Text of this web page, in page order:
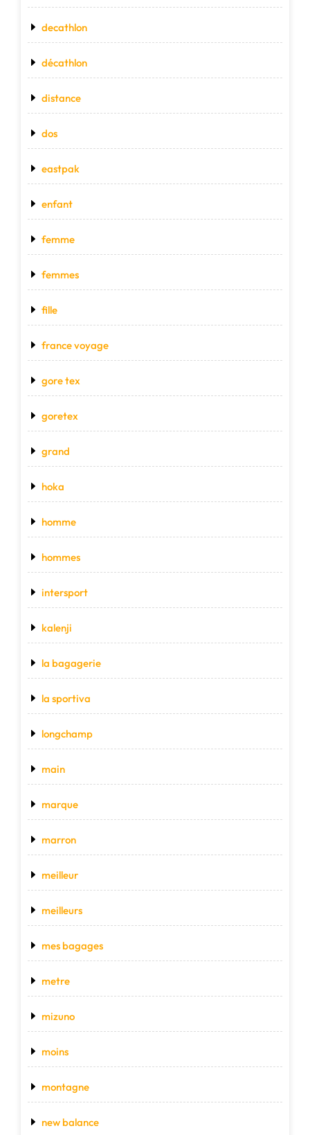
decathlon
décathlon
distance
dos
eastpak
enfant
femme
femmes
fille
france voyage
gore tex
goretex
grand
hoka
homme
hommes
intersport
kalenji
la bagagerie
la sportiva
longchamp
main
marque
marron
meilleur
meilleurs
mes bagages
metre
mizuno
moins
montagne
new balance